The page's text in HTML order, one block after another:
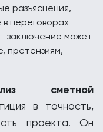
разъяснения,
переговорах
заключение может
претензиям,
сметной
в точность,
проекта. Он